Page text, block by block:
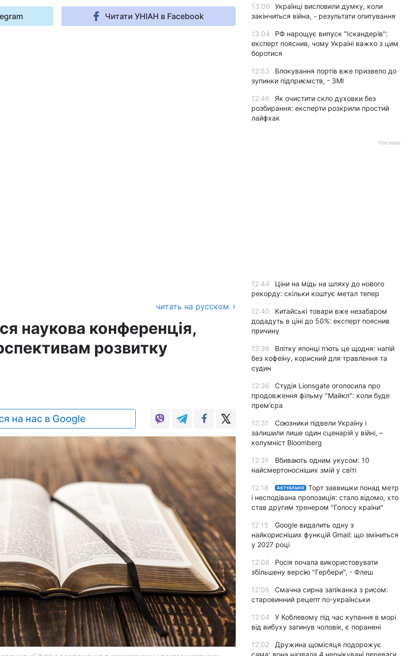
Читати УНІАН в Facebook
читать на русском
наукова конференція,
розвитку
на нас в Google
13:06
Українці висловили думку, коли
закінчиться війна, - результати опитування
13:04
РФ нарощує випуск "Іскандерів":
експерт пояснив, чому Україні важко з цим
боротися
12:53
Блокування портів вже призвело до
зупинки підприємств, - ЗМІ
12:46
Як очистити скло духовки без
розбирання: експерти розкрили простий
лайфхак
Реклама
12:44
Ціни на мідь на шляху до нового
рекорду: скільки коштує метал тепер
12:40
Китайські товари вже незабаром
додадуть в ціні до 50%: експерт пояснив
причину
12:36
Влітку японці п'ють це щодня: напій
без кофеїну, корисний для травлення та
судин
12:36
Студія Lionsgate оголосила про
продовження фільму "Майкл": коли буде
прем'єра
12:31
Союзники підвели Україну і
залишили лише один сценарій у війні, –
колумніст Bloomberg
12:31
Вбивають одним укусом: 10
найсмертоносніших змій у світі
12:18 АКТУАЛЬНО
Торт заввишки понад метр
і несподівана пропозиція: стало відомо, хто
став другим тренером "Голосу країни"
12:15
Google видалить одну з
найкорисніших функцій Gmail: що зміниться
у 2027 році
12:08
Росія почала використовувати
збільшену версію "Гербери", - Флеш
12:05
Смачна сирна запіканка з рисом:
старовинний рецепт по-українськи
12:04
У Коблевому під час купання в морі
від вибуху загинув чоловік, є поранені
12:02
Дружина щомісяця подорожує
сама: вона назвала 4 неочікувані переваги